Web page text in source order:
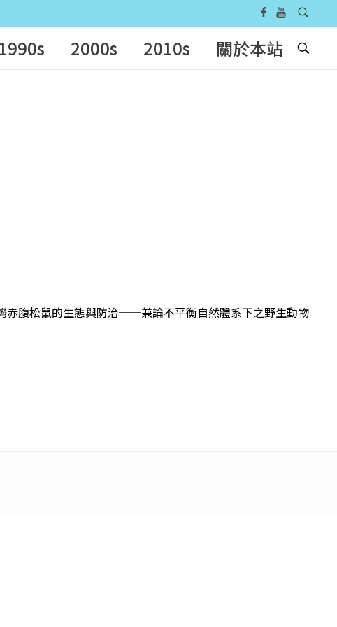
1990s 2000s 2010s 關於本站
赤腹松鼠的生態與防治──兼論不平衡自然體系下之野生動物